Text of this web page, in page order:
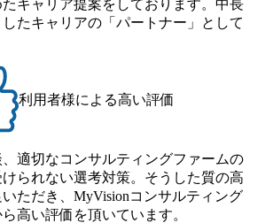
_Sustainable SCM Strategy Unit(Strategy
大阪≫ ・コンサルタント(SCS SUオー
SU】 ※当日は全体での会社説明な
のみの実施を予定しています ※1名あた
～最大2時間半程度を想定しています
の間をなるべく空けないよう調整して
叶わないケースもございます オンライ
選考会にて採用面接を実施する予定で
い方は別途調整いたします 初回プロ
インの実施 ※東京オフィスのみのご応
フィス希望を含めたご応募はお受けい
了承ください ● フルタイムでの職務経
方で、東京オフィスのコンサルタント
思がある方 ● 英語・日本語ともにビジ
本語が母国語でない方は日本語能力
の上級レベルの日本語力(会話・読解
キャリア提案をしております。中長
たキャリアの「パートナー」として
利用者様による高い評価
適切なコンサルティングファームの
られない選考対策。そうした質の高
ただき、MyVisionコンサルティング
高い評価を頂いています。